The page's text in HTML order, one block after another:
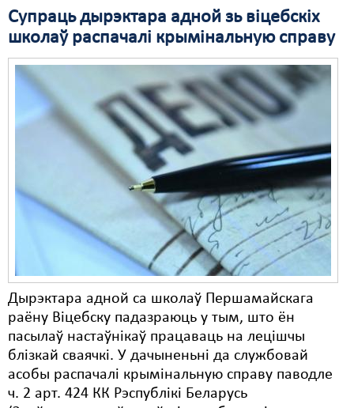
Супраць дырэктара адной зь віцебскіх
школаў распачалі крымінальную справу
Дырэктара адной са школаў Першамайскага
раёну Віцебску падазраюць у тым, што ён
пасылаў настаўнікаў працаваць на лецішчы
блізкай сваячкі. У дачыненьні да службовай
асобы распачалі крымінальную справу паводле
ч. 2 арт. 424 КК Рэспублікі Беларусь